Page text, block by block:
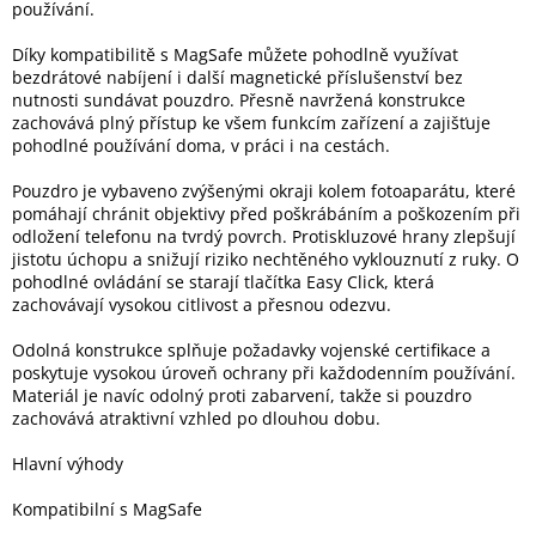
Elektronika
Domácnost
%
Black
Friday
VÝPRODEJ
Akční
zboží
TONERY
OEM
Sestavy
používání.
Díky kompatibilitě s MagSafe můžete pohodlně využívat
bezdrátové nabíjení i další magnetické příslušenství bez
nutnosti sundávat pouzdro. Přesně navržená konstrukce
zachovává plný přístup ke všem funkcím zařízení a zajišťuje
pohodlné používání doma, v práci i na cestách.
Pouzdro je vybaveno zvýšenými okraji kolem fotoaparátu, které
pomáhají chránit objektivy před poškrábáním a poškozením při
odložení telefonu na tvrdý povrch. Protiskluzové hrany zlepšují
jistotu úchopu a snižují riziko nechtěného vyklouznutí z ruky. O
pohodlné ovládání se starají tlačítka Easy Click, která
zachovávají vysokou citlivost a přesnou odezvu.
Odolná konstrukce splňuje požadavky vojenské certifikace a
poskytuje vysokou úroveň ochrany při každodenním používání.
Materiál je navíc odolný proti zabarvení, takže si pouzdro
zachovává atraktivní vzhled po dlouhou dobu.
Hlavní výhody
Kompatibilní s MagSafe